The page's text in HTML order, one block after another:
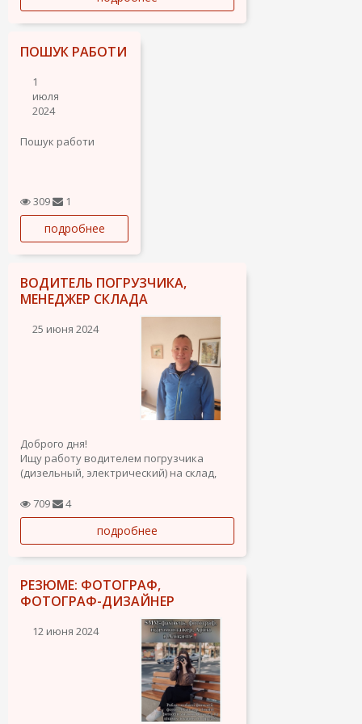
ПОШУК РАБОТИ
1
июля
2024
Пошук работи
309 1
подробнее
ВОДИТЕЛЬ ПОГРУЗЧИКА,
МЕНЕДЖЕР СКЛАДА
25 июня 2024
Доброго дня!
Ищу работу водителем погрузчика
(дизельный, электрический) на склад,
работы на складах класса А, работы в
складских учётных программах.
709 4
подробнее
РЕЗЮМЕ: ФОТОГРАФ,
ФОТОГРАФ-ДИЗАЙНЕР
12 июня 2024